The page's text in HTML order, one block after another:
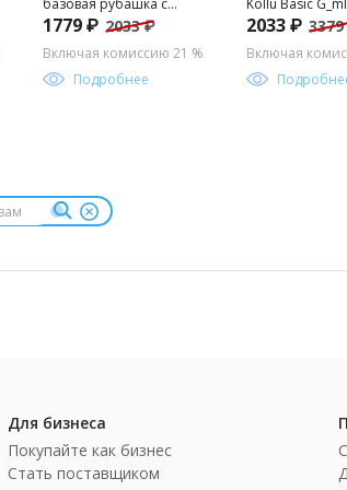
базовая рубашка с
длинным рукавом для
мальчика
1779 ₽ 2033 ₽
Включая комиссию 21 %
Подробнее
Kollu Basic
S_rpriz _ndirim
2033 ₽
Включая
Для бизнеса
Покупайте как бизнес
Стать поставщиком